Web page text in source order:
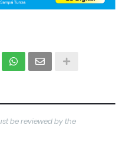
be reviewed by the